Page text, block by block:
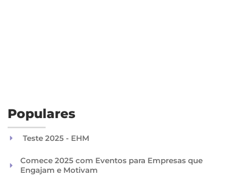
Populares
Teste 2025 - EHM
Comece 2025 com Eventos para Empresas que
Engajam e Motivam